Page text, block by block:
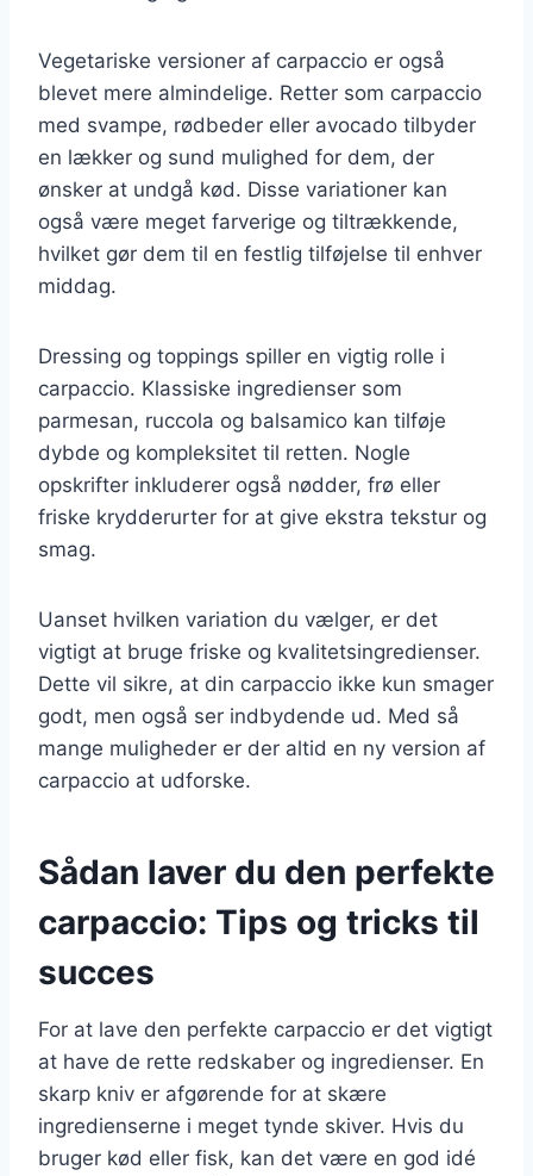
Vegetariske versioner af carpaccio er også
blevet mere almindelige. Retter som carpaccio
med svampe, rødbeder eller avocado tilbyder
en lækker og sund mulighed for dem, der
ønsker at undgå kød. Disse variationer kan
også være meget farverige og tiltrækkende,
hvilket gør dem til en festlig tilføjelse til enhver
middag.
Dressing og toppings spiller en vigtig rolle i
carpaccio. Klassiske ingredienser som
parmesan, ruccola og balsamico kan tilføje
dybde og kompleksitet til retten. Nogle
opskrifter inkluderer også nødder, frø eller
friske krydderurter for at give ekstra tekstur og
smag.
Uanset hvilken variation du vælger, er det
vigtigt at bruge friske og kvalitetsingredienser.
Dette vil sikre, at din carpaccio ikke kun smager
godt, men også ser indbydende ud. Med så
mange muligheder er der altid en ny version af
carpaccio at udforske.
Sådan laver du den perfekte
carpaccio: Tips og tricks til
succes
For at lave den perfekte carpaccio er det vigtigt
at have de rette redskaber og ingredienser. En
skarp kniv er afgørende for at skære
ingredienserne i meget tynde skiver. Hvis du
bruger kød eller fisk, kan det være en god idé